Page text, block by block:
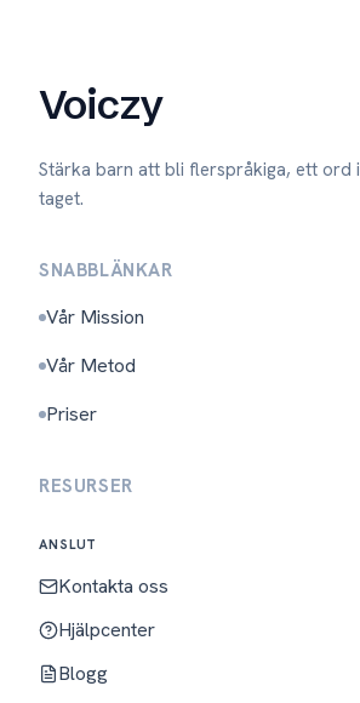
Voiczy
Stärka barn att bli flerspråkiga, ett ord i
taget.
SNABBLÄNKAR
Vår Mission
Vår Metod
Priser
RESURSER
ANSLUT
Kontakta oss
Hjälpcenter
Blogg